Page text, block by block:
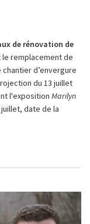
de rénovation de
remplacement de
d’envergure
du 13 juillet
l'exposition Marilyn
date de la